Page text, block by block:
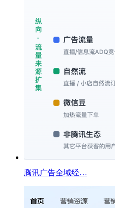
腾讯广告全域经…